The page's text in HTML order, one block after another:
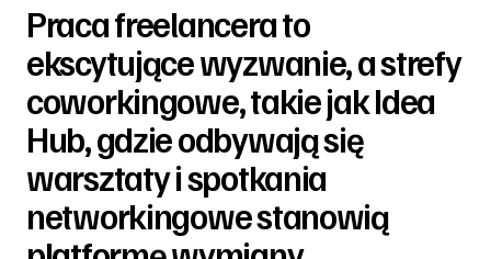
Praca freelancera to
ekscytujące wyzwanie, a strefy
coworkingowe, takie jak Idea
Hub, gdzie odbywają się
warsztaty i spotkania
networkingowe stanowią